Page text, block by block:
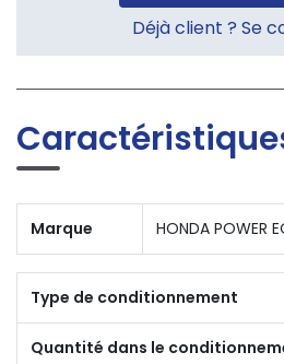
Déjà client ? Se
Marque HONDA POWER
Type de conditionnement
Quantité dans le